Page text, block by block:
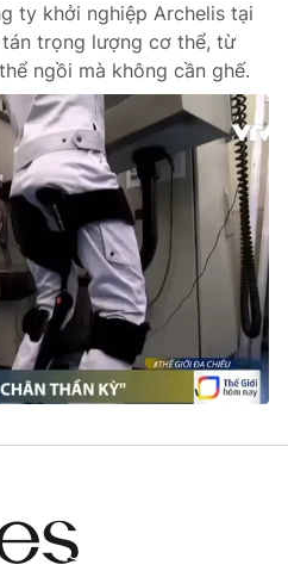
ty khởi nghiệp Archelis tại
trọng lượng cơ thể, từ
ngồi mà không cần ghế.